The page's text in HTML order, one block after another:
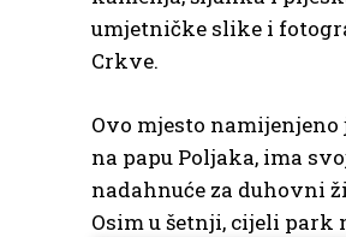
umjetničke slike i
Crkve.
Ovo mjesto
na papu Poljaka, ima
nadahnuće za duhovni
Osim u šetnji, cijeli park